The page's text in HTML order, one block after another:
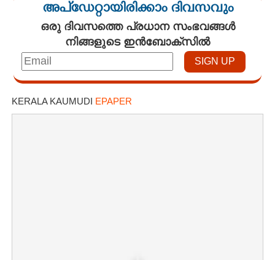
അപ്ഡേറ്റായിരിക്കാം ദിവസവും
ഒരു ദിവസത്തെ പ്രധാന സംഭവങ്ങൾ
നിങ്ങളുടെ ഇൻബോക്സിൽ
KERALA KAUMUDI EPAPER
Share this link